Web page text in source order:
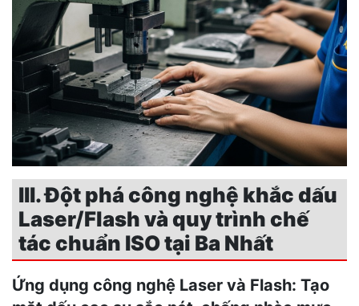
III. Đột phá công nghệ khắc dấu
Laser/Flash và quy trình chế
tác chuẩn ISO tại Ba Nhất
Ứng dụng công nghệ Laser và Flash: Tạo